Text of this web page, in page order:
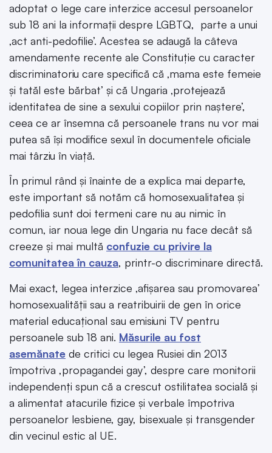
adoptat o lege care interzice accesul persoanelor
sub 18 ani la informații despre LGBTQ, parte a unui
‚act anti-pedofilie’. Acestea se adaugă la câteva
amendamente recente ale Constituție cu caracter
discriminatoriu care specifică că ‚mama este femeie
și tatăl este bărbat’ și că Ungaria ‚protejează
identitatea de sine a sexului copiilor prin naștere’,
ceea ce ar însemna că persoanele trans nu vor mai
putea să își modifice sexul în documentele oficiale
mai târziu în viață.
În primul rând și înainte de a explica mai departe,
este important să notăm că homosexualitatea și
pedofilia sunt doi termeni care nu au nimic în
comun, iar noua lege din Ungaria nu face decât să
creeze și mai multă confuzie cu privire la
comunitatea în cauza, printr-o discriminare directă.
Mai exact, legea interzice ‚afișarea sau promovarea’
homosexualității sau a reatribuirii de gen în orice
material educațional sau emisiuni TV pentru
persoanele sub 18 ani. Măsurile au fost
asemănate de critici cu legea Rusiei din 2013
împotriva ,propagandei gay’, despre care monitorii
independenți spun că a crescut ostilitatea socială și
a alimentat atacurile fizice și verbale împotriva
persoanelor lesbiene, gay, bisexuale și transgender
din vecinul estic al UE.